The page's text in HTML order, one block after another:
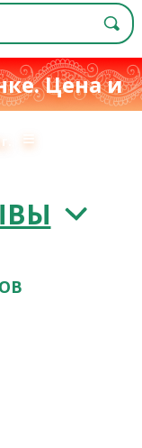
Цена и
≡